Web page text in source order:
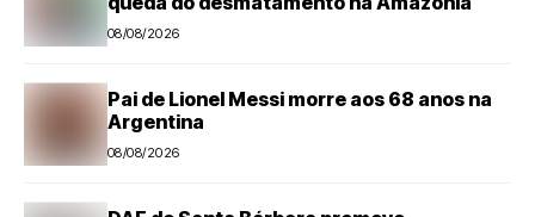
08/08/2026
Pai de Lionel Messi morre aos 68 anos na
Argentina
08/08/2026